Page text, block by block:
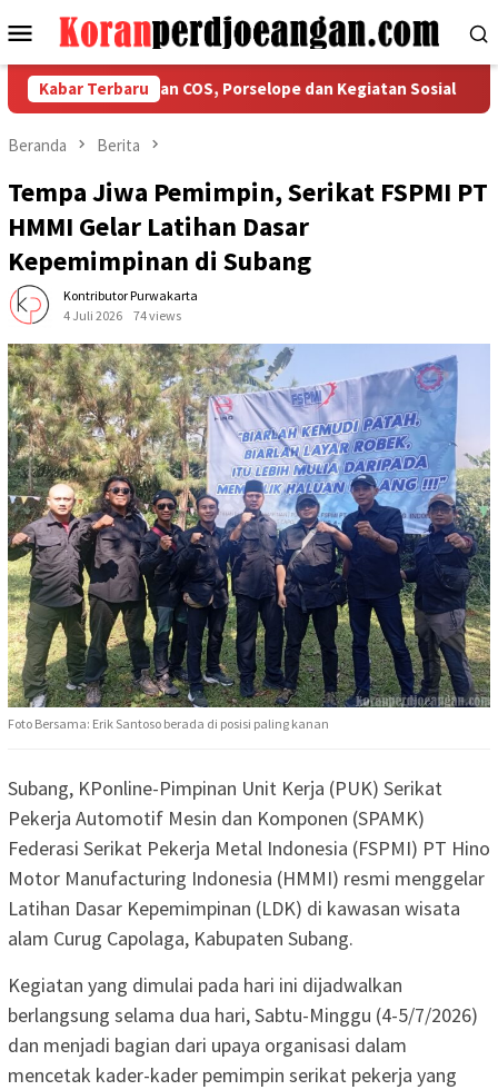
ke
Menu
Mobile
Kabar Terbaru
Ketaatan COS, Porselope dan Kegiatan Sosial Isu
Beranda Berita
Tempa Jiwa Pemimpin, Serikat FSPMI PT
HMMI Gelar Latihan Dasar
Kepemimpinan di Subang
Kontributor Purwakarta
4 Juli 2026
74 views
Foto Bersama: Erik Santoso berada di posisi paling kanan
Subang, KPonline-Pimpinan Unit Kerja (PUK) Serikat
Pekerja Automotif Mesin dan Komponen (SPAMK)
Federasi Serikat Pekerja Metal Indonesia (FSPMI) PT Hino
Motor Manufacturing Indonesia (HMMI) resmi menggelar
Latihan Dasar Kepemimpinan (LDK) di kawasan wisata
alam Curug Capolaga, Kabupaten Subang.
Kegiatan yang dimulai pada hari ini dijadwalkan
berlangsung selama dua hari, Sabtu-Minggu (4-5/7/2026)
dan menjadi bagian dari upaya organisasi dalam
mencetak kader-kader pemimpin serikat pekerja yang